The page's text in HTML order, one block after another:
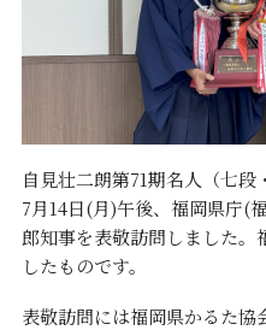
自見壮二朗第71期名人（七段
7月14日(月)午後、福岡県庁(
郎知事を表敬訪問しました
したものです。
表敬訪問には福岡県かるた協